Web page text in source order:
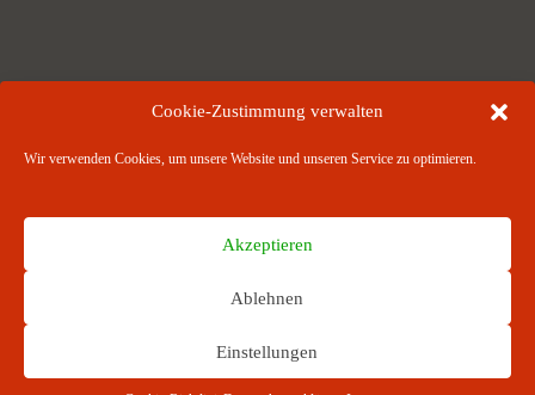
Cookie-Zustimmung verwalten
Wir verwenden Cookies, um unsere Website und unseren Service zu optimieren.
Akzeptieren
Ablehnen
Einstellungen
RICHARD BOORBERG VERLAG · Stuttgart ·
München · Hannover · Berlin ­· Weimar · Dresden